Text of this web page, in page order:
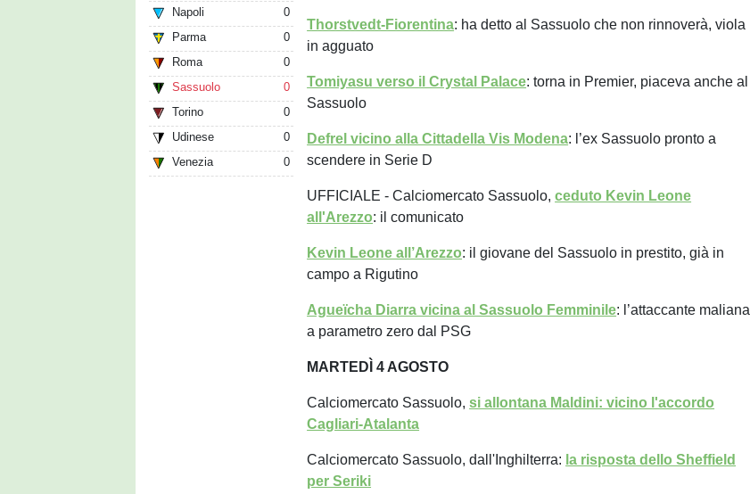
Napoli
0
Parma
0
Roma
0
Sassuolo
0
Torino
0
Udinese
0
Venezia
0
Thorstvedt-Fiorentina: ha detto al Sassuolo che non rinnoverà, viola
in agguato
Tomiyasu verso il Crystal Palace: torna in Premier, piaceva anche al
Sassuolo
Defrel vicino alla Cittadella Vis Modena: l’ex Sassuolo pronto a
scendere in Serie D
UFFICIALE - Calciomercato Sassuolo,ceduto Kevin Leone
all'Arezzo: il comunicato
Kevin Leone all’Arezzo: il giovane del Sassuolo in prestito, già in
campo a Rigutino
Agueïcha Diarra vicina al Sassuolo Femminile: l’attaccante maliana
a parametro zero dal PSG
MARTEDÌ 4 AGOSTO
Calciomercato Sassuolo,si allontana Maldini: vicino l'accordo
Cagliari-Atalanta
Calciomercato Sassuolo, dall'Inghilterra: la risposta dello Sheffield
per Seriki